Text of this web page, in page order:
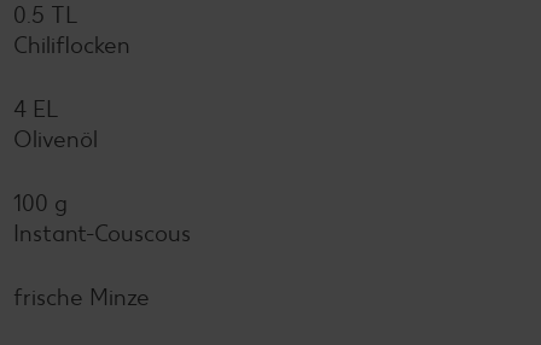
0.5 TL
Chiliflocken
4 EL
Olivenöl
100 g
Instant-Couscous
frische Minze